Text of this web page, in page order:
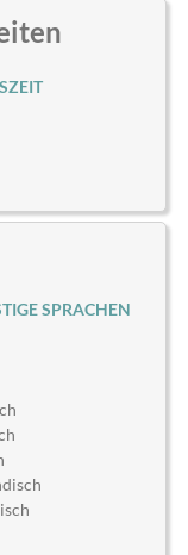
SPRACHEN